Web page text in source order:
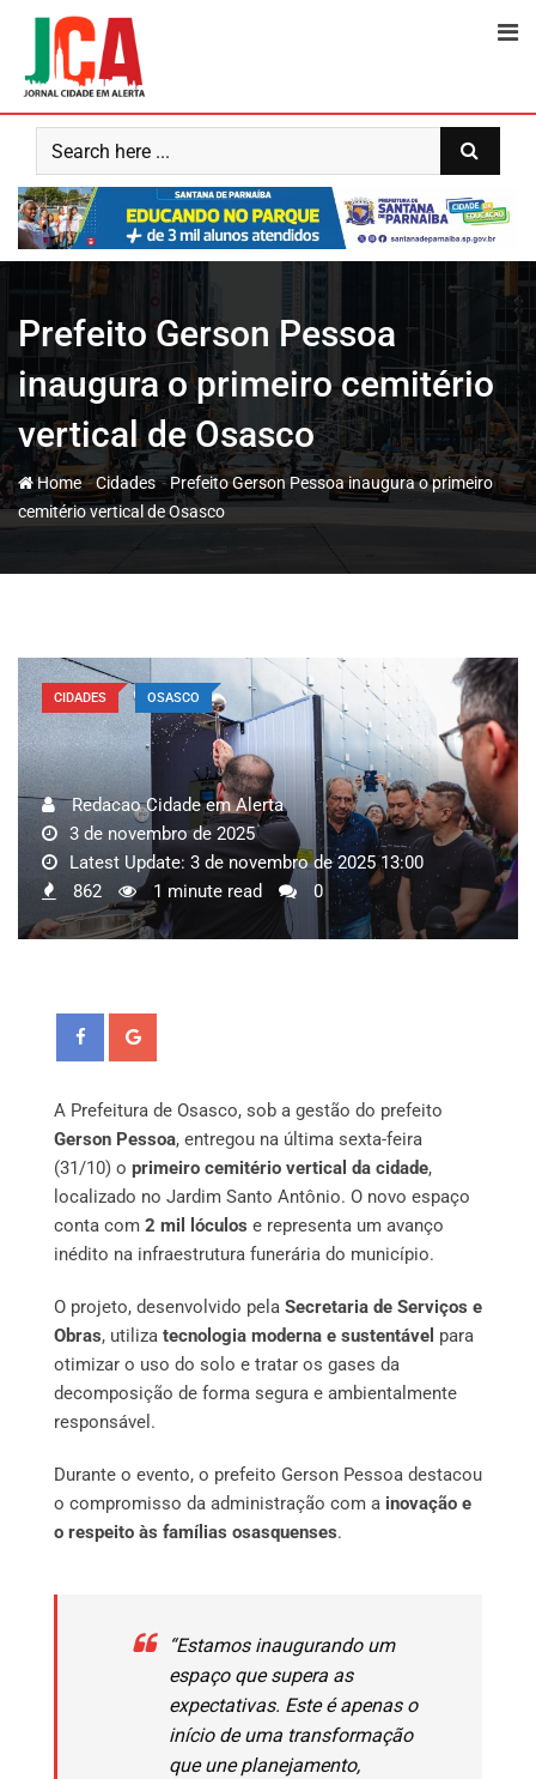
content
Prefeito Gerson Pessoa
inaugura o primeiro cemitério
vertical de Osasco
Home-Cidades-Prefeito Gerson Pessoa inaugura o primeiro
cemitério vertical de Osasco
CIDADES OSASCO
Redacao Cidade em Alerta
3 de novembro de 2025
Latest Update: 3 de novembro de 2025 13:00
862
1 minute read 0
A Prefeitura de Osasco, sob a gestão do prefeito
Gerson Pessoa, entregou na última sexta-feira
(31/10) o primeiro cemitério vertical da cidade,
localizado no Jardim Santo Antônio. O novo espaço
conta com 2 mil lóculos e representa um avanço
inédito na infraestrutura funerária do município.
O projeto, desenvolvido pela Secretaria de Serviços e
Obras, utiliza tecnologia moderna e sustentável para
otimizar o uso do solo e tratar os gases da
decomposição de forma segura e ambientalmente
responsável.
Durante o evento, o prefeito Gerson Pessoa destacou
o compromisso da administração com a inovação e
o respeito às famílias osasquenses.
“Estamos inaugurando um
espaço que supera as
expectativas. Este é apenas o
início de uma transformação
que une planejamento,